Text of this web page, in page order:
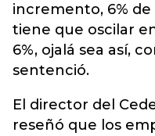
incremento, 6%
tiene que oscilar
6%, ojalá sea así,
sentenció.
El director del
reseñó que los